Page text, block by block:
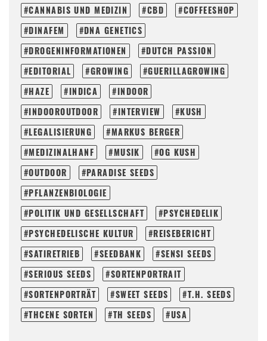
CANNABIS UND MEDIZIN
CBD
COFFEESHOP
DINAFEM
DNA GENETICS
DROGENINFORMATIONEN
DUTCH PASSION
EDITORIAL
GROWING
GUERILLAGROWING
HAZE
INDICA
INDOOR
INDOOROUTDOOR
INTERVIEW
KUSH
LEGALISIERUNG
MARKUS BERGER
MEDIZINALHANF
MUSIK
OG KUSH
OUTDOOR
PARADISE SEEDS
PFLANZENBIOLOGIE
POLITIK UND GESELLSCHAFT
PSYCHEDELIK
PSYCHEDELISCHE KULTUR
REISEBERICHT
SATIRETRIEB
SEEDBANK
SENSI SEEDS
SERIOUS SEEDS
SORTENPORTRAIT
SORTENPORTRÄT
SWEET SEEDS
T.H. SEEDS
THCENE SORTEN
TH SEEDS USA